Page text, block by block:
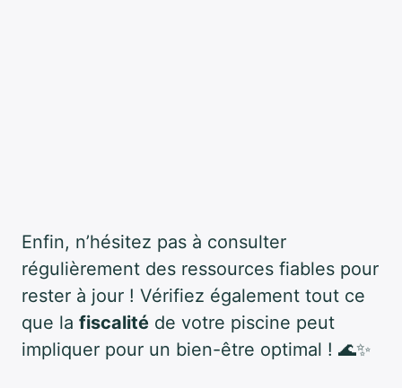
Enfin, n’hésitez pas à consulter
régulièrement des ressources fiables pour
rester à jour ! Vérifiez également tout ce
que la fiscalité de votre piscine peut
impliquer pour un bien-être optimal ! 🌊✨